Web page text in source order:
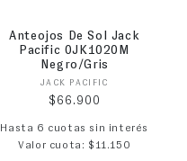
Anteojos De Sol Jack
Pacific 0JK1020M
Negro/Gris
Proveedor:
JACK PACIFIC
Precio habitual
$66.900
Hasta 6 cuotas sin interés
Valor cuota: $11.150